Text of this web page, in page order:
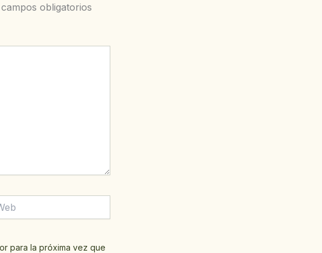
obligatorios
para la próxima vez que